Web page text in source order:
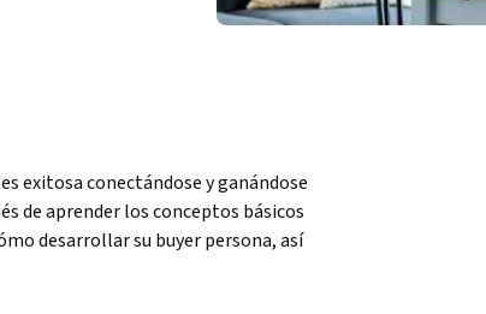
exitosa conectándose y ganándose
de aprender los conceptos básicos
desarrollar su buyer persona, así
llegar a estos clientes potenciales
de calificación para perfilar e